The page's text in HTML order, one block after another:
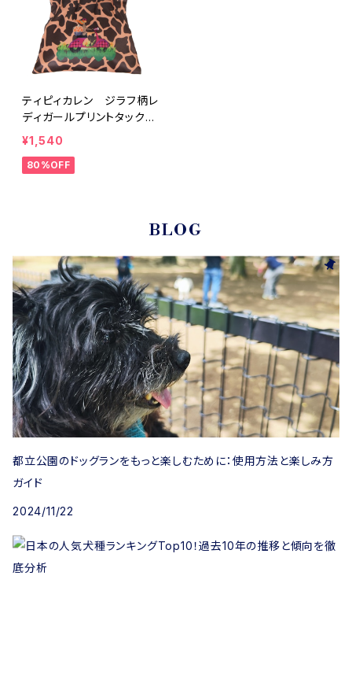
ティピィカレン ジラフ柄レ
ディガールプリントタックワ
ンショルダーバッグ
¥1,540
80%OFF
BLOG
都立公園のドッグランをもっと楽しむために：使用方法と楽しみ方
ガイド
2024/11/22